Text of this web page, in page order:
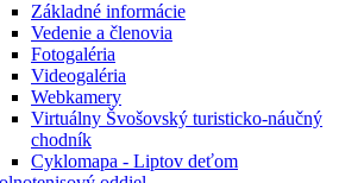
Základné informácie
Vedenie a členovia
Fotogaléria
Videogaléria
Webkamery
Virtuálny Švošovský turisticko-náučný
chodník
Cyklomapa - Liptov deťom